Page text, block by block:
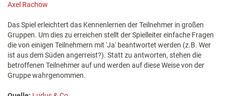
Axel Rachow
Das Spiel erleichtert das Kennenlernen der Teilnehmer in großen
Gruppen. Um dies zu erreichen stellt der Spielleiter einfache Fragen
die von einigen Teilnehmern mit 'Ja' beantwortet werden (z.B. Wer
ist aus dem Süden angerreist?). Statt zu antworten, stehen die
betroffenen Teilnehmer auf und werden auf diese Weise von der
Gruppe wahrgenommen.